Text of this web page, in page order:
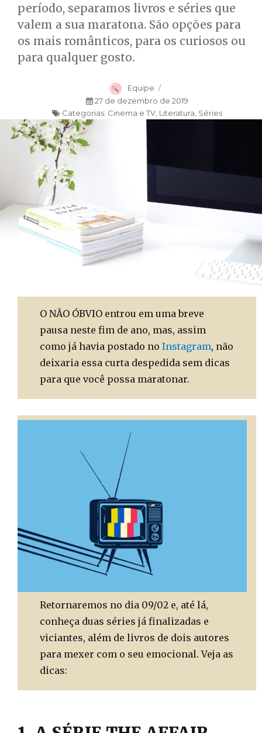
período, separamos livros e séries que
valem a sua maratona. São opções para
os mais românticos, para os curiosos ou
para qualquer gosto.
Autor
Equipe
Publicado
em
27 de dezembro de 2019
Categorias: Categorias
Cinema e TV, Literatura Séries
O NÃO ÓBVIO entrou em uma breve
pausa neste fim de ano, mas, assim
como já havia postado no Instagram, não
deixaria essa curta despedida sem dicas
para que você possa maratonar.
Retornaremos no dia 09/02 e, até lá,
conheça duas séries já finalizadas e
viciantes, além de livros de dois autores
para mexer com o seu emocional. Veja as
dicas: